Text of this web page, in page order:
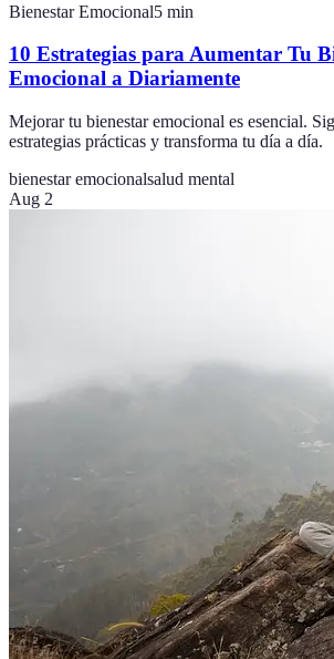
Bienestar Emocional5 min
10 Estrategias para Aumentar Tu
Emocional a Diariamente
Mejorar tu bienestar emocional es esencial.
estrategias prácticas y transforma tu día a día.
bienestar emocionalsalud mental
Aug 2